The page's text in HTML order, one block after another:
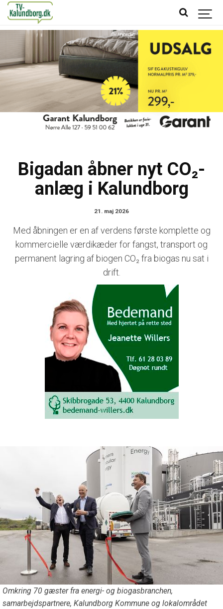
Bigadan åbner nyt CO₂-
anlæg i Kalundborg
21. maj 2026
Med åbningen er en af verdens første komplette og
kommercielle værdikæder for fangst, transport og
permanent lagring af biogen CO₂ fra biogas nu sat i
drift.
Omkring 70 gæster fra energi- og biogasbranchen,
samarbejdspartnere, Kalundborg Kommune og lokalområdet